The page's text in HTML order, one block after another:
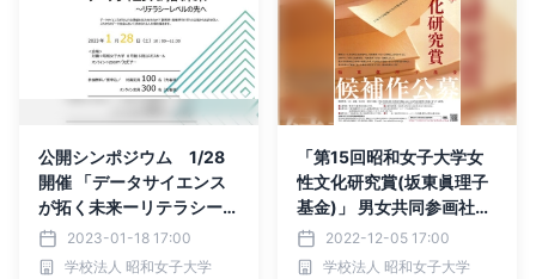
公開シンポジウム 1/28
開催 「データサイエンス
が拓く未来ーリテラシーレ
ベルの先へ」--昭和女子大
学
2023-01-18 17:00
学校法人 昭和女子大学
「第15回昭和女子大学女
性文化研究賞(坂東眞理子
基金)」 男女共同参画社
会・女性文化に寄与する候
補作を公募
2022-12-05 17:00
学校法人 昭和女子大学